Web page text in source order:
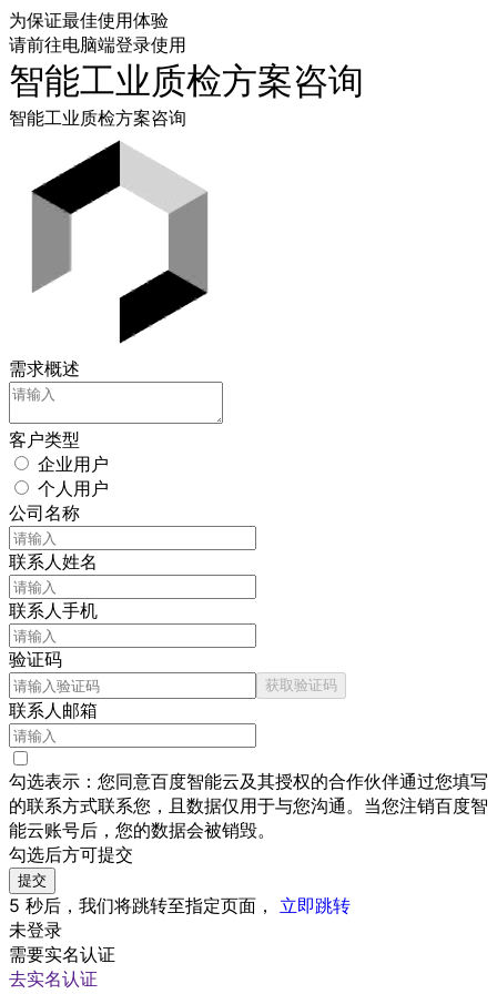
为保证最佳使用体验
请前往电脑端登录使用
智能工业质检方案咨询
智能工业质检方案咨询
需求概述
客户类型
企业用户
个人用户
公司名称
联系人姓名
联系人手机
验证码
获取验证码
联系人邮箱
勾选表示：您同意百度智能云及其授权的合作伙伴通过您填写
的联系方式联系您，且数据仅用于与您沟通。当您注销百度智
能云账号后，您的数据会被销毁。
勾选后方可提交
提交
5 秒后，我们将跳转至指定页面，
立即跳转
未登录
需要实名认证
去实名认证